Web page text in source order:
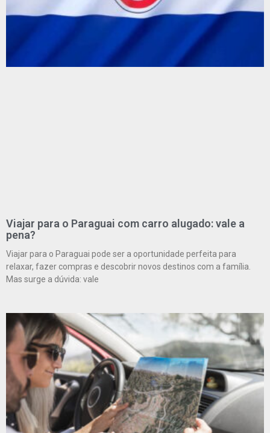
Viajar para o Paraguai com carro alugado: vale a
pena?
Viajar para o Paraguai pode ser a oportunidade perfeita para
relaxar, fazer compras e descobrir novos destinos com a família.
Mas surge a dúvida: vale